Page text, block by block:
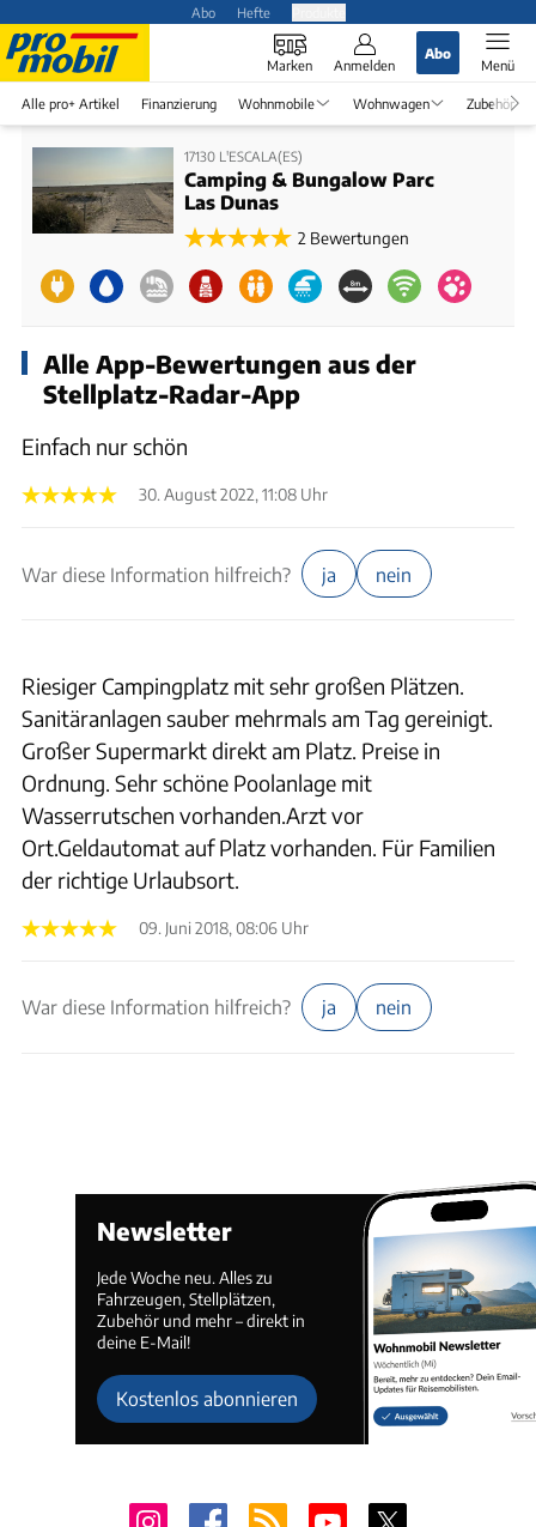
Abo Hefte
Marken Anmelden
Abo
Menü
Alle pro+ Artikel Finanzierung Wohnmobile Wohnwagen Zubehör
17130 L'ESCALA(ES)
Camping & Bungalow Parc
Las Dunas
2 Bewertungen
Alle App-Bewertungen aus der
Stellplatz-Radar-App
Einfach nur schön
30. August 2022, 11:08 Uhr
War diese Information hilfreich? ja nein
Riesiger Campingplatz mit sehr großen Plätzen.
Sanitäranlagen sauber mehrmals am Tag gereinigt.
Großer Supermarkt direkt am Platz. Preise in
Ordnung. Sehr schöne Poolanlage mit
Wasserrutschen vorhanden.Arzt vor
Ort.Geldautomat auf Platz vorhanden. Für Familien
der richtige Urlaubsort.
09. Juni 2018, 08:06 Uhr
War diese Information hilfreich? ja nein
Newsletter
Jede Woche neu. Alles zu
Fahrzeugen, Stellplätzen,
Zubehör und mehr – direkt in
deine E-Mail!
Kostenlos abonnieren